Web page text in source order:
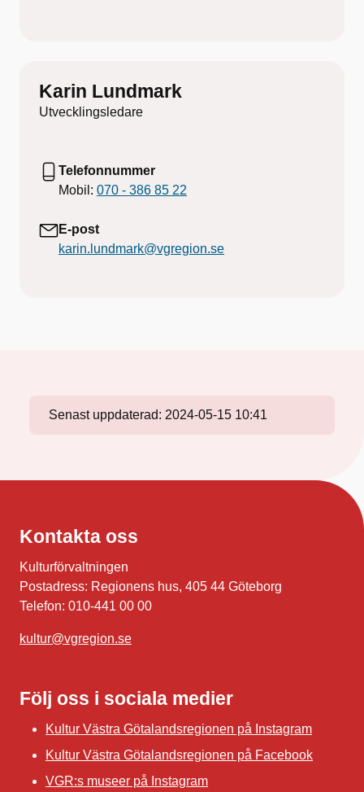
Karin Lundmark
Utvecklingsledare
Telefonnummer
Mobil: 070 - 386 85 22
E-post
karin.lundmark@vgregion.se
Senast uppdaterad: 2024-05-15 10:41
Kontakta oss
Kulturförvaltningen
Postadress: Regionens hus, 405 44 Göteborg
Telefon: 010-441 00 00
kultur@vgregion.se
Följ oss i sociala medier
Kultur Västra Götalandsregionen på Instagram
Kultur Västra Götalandsregionen på Facebook
VGR:s museer på Instagram